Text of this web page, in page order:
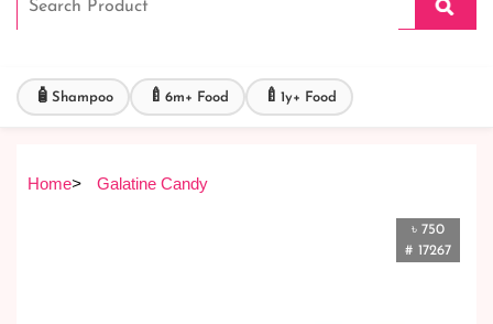
🧴 Shampoo 🍼 6m+ Food 🍼 1y+ Food
Home> Galatine Candy
৳ 750
# 17267